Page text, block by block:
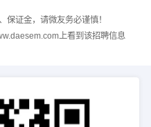
保证金，请微友务必谨慎！
上看到该招聘信息